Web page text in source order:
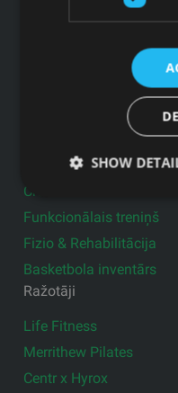
Privātuma politika
Profesionālie trenažieri
Aprīkojums
Lietotie trenažieri
CrossFit inventārs
Funkcionālais treniņš
Fizio & Rehabilitācija
Basketbola inventārs
Ražotāji
Life Fitness
Merrithew Pilates
Centr x Hyrox
SHOW